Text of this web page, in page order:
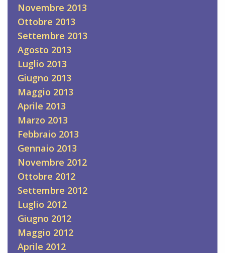
Novembre 2013
Ottobre 2013
Settembre 2013
Agosto 2013
Luglio 2013
Giugno 2013
Maggio 2013
Aprile 2013
Marzo 2013
Febbraio 2013
Gennaio 2013
Novembre 2012
Ottobre 2012
Settembre 2012
Luglio 2012
Giugno 2012
Maggio 2012
Aprile 2012